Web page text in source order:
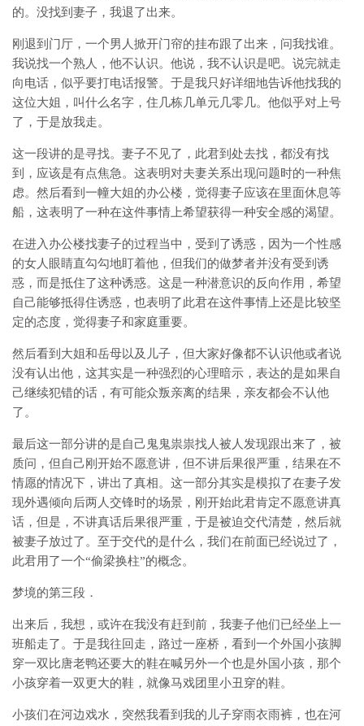
的。没找到妻子，我退了出来。
刚退到门厅，一个男人掀开门帘的挂布跟了出来，问我找谁。
我说找一个熟人，他不认识。他说，我不认识是吧。说完就走
向电话，似乎要打电话报警。于是我只好详细地告诉他找我的
这位大姐，叫什么名字，住几栋几单元几零几。他似乎对上号
了，于是放我走。
这一段讲的是寻找。妻子不见了，此君到处去找，都没有找
到，应该是有点焦急。这表明对夫妻关系出现问题时的一种焦
虑。然后看到一幢大姐的办公楼，觉得妻子应该在里面休息等
船，这表明了一种在这件事情上希望获得一种安全感的渴望。
在进入办公楼找妻子的过程当中，受到了诱惑，因为一个性感
的女人眼睛直勾勾地盯着他，但我们的做梦者并没有受到诱
惑，而是抵住了这种诱惑。这是一种潜意识的反向作用，希望
自己能够抵得住诱惑，也表明了此君在这件事情上还是比较坚
定的态度，觉得妻子和家庭重要。
然后看到大姐和岳母以及儿子，但大家好像都不认识他或者说
没有认出他，这其实是一种强烈的心理暗示，表达的是如果自
己继续犯错的话，有可能众叛亲离的结果，亲友都会不认他
了。
最后这一部分讲的是自己鬼鬼祟祟找人被人发现跟出来了，被
质问，但自己刚开始不愿意讲，但不讲后果很严重，结果在不
情愿的情况下，讲出了真相。这一部分其实是模拟了在妻子发
现外遇倾向后两人交锋时的场景，刚开始此君肯定不愿意讲真
话，但是，不讲真话后果很严重，于是被迫交代清楚，然后就
被妻子放过了。至于交代的是什么，我们在前面已经说过了，
此君用了一个“偷梁换柱”的概念。
梦境的第三段．
出来后，我想，或许在我没有赶到前，我妻子他们已经坐上一
班船走了。于是我往回走，路过一座桥，看到一个外国小孩脚
穿一双比唐老鸭还要大的鞋在喊另外一个也是外国小孩，那个
小孩穿着一双更大的鞋，就像马戏团里小丑穿的鞋。
小孩们在河边戏水，突然我看到我的儿子穿雨衣雨裤，也在河